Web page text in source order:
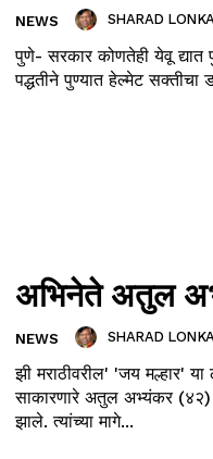
NEWS SHARAD
पुणे- सरकार कोणतेही येवू द्यात पुणे पोलिस आज्ञाधारक च असावेत असे वाटावे या
पद्धतीने पुण्यात हेल्मेट
अभिनेते अतुल
NEWS SHARAD
झी मराठीवरील' 'जय मल्हार'
साकारणारे अतुल अभ्यंकर (४२)
झाले. त्यांच्या मागे...